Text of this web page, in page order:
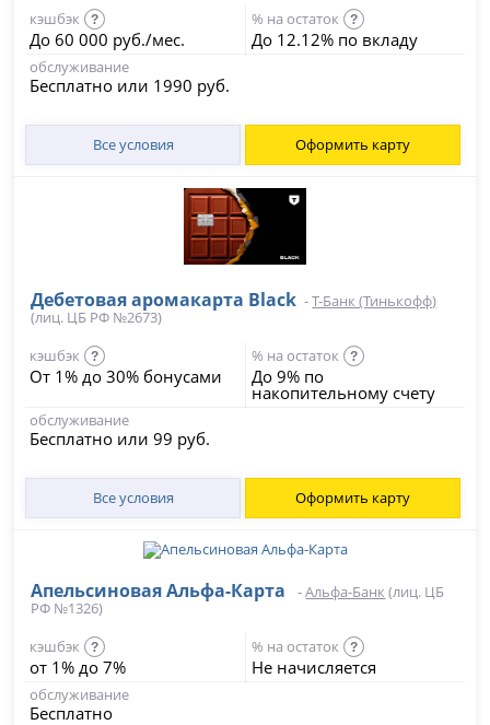
кэшбэк ?
До 60 000 руб./мес.
% на остаток ?
До 12.12% по вкладу
обслуживание
Бесплатно или 1990 руб.
Все условия Оформить карту
Дебетовая аромакарта Black -Т-Банк (Тинькофф)
(лиц. ЦБ РФ №2673)
кэшбэк
?
От 1% до 30% бонусами
% на остаток ?
До 9% по
накопительному счету
обслуживание
Бесплатно или 99 руб.
Все условия Оформить карту
Апельсиновая Альфа-Карта -Альфа-Банк (лиц. ЦБ
РФ №1326)
кэшбэк
?
от 1% до 7%
% на остаток ?
Не начисляется
обслуживание
Бесплатно